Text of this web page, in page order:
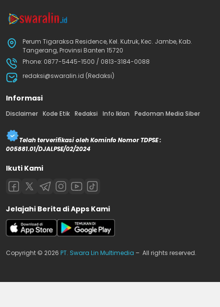
Perum Tigaraksa Residence, Kel. Kutruk, Kec. Jambe, Kab.
Tangerang, Provinsi Banten 15720
Phone: 0877-5445-1500 / 0813-3184-0088
redaksi@swaralin.id (Redaksi)
Informasi
Disclaimer Kode Etik Redaksi Info Iklan Pedoman Media Siber
Telah terverifikasi oleh Kominfo Nomor TDPSE :
005881.01/DJALPSE/02/2024
Ikuti Kami
Jelajahi Berita di Apps Kami
Copyright © 2026 PT. Swara Lin Multimedia – All rights reserved.